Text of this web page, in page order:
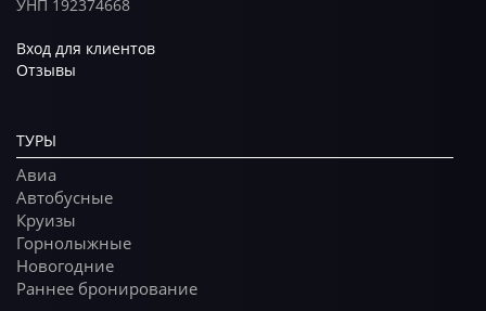
УНП 192374668
Вход для клиентов
Отзывы
ТУРЫ
Авиа
Автобусные
Круизы
Горнолыжные
Новогодние
Раннее бронирование